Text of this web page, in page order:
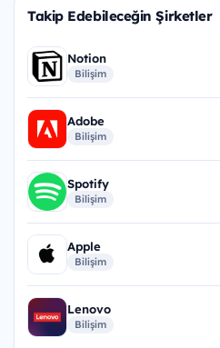
Takip Edebileceğin Şirketler
Notion
Bilişim
Adobe
Bilişim
Spotify
Bilişim
Apple
Bilişim
Lenovo
Bilişim